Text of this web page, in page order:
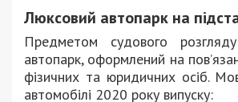
Люксовий автопарк на
Предметом судового
автопарк, оформлений на
фізичних та юридичних осіб.
автомобілі 2020 року випуску: